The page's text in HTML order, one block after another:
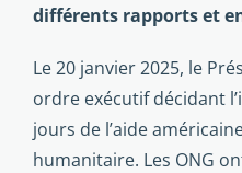
différents rapports et
Le 20 janvier 2025, le
ordre exé­cutif décidant
jours de l’aide
humanitaire. Les ONG